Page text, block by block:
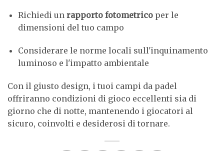
Richiedi un rapporto fotometricoper le
dimensioni del tuo campo
Considerare le norme locali sull'inquinamento
luminoso e l'impatto ambientale
Con il giusto design, i tuoi campi da padel
offriranno condizioni di gioco eccellenti sia di
giorno che di notte, mantenendo i giocatori al
sicuro, coinvolti e desiderosi di tornare.